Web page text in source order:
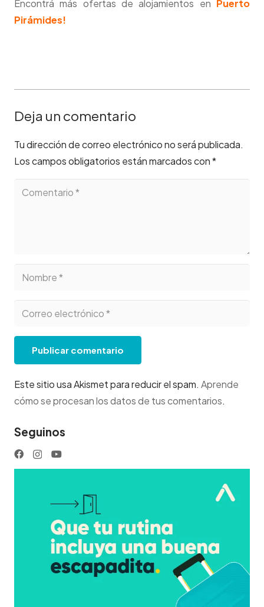
Encontrá más ofertas de alojamientos en Puerto
Pirámides!
Deja un comentario
Tu dirección de correo electrónico no será publicada.
Los campos obligatorios están marcados con*
Publicar comentario
Este sitio usa Akismet para reducir el spam. Aprende
cómo se procesan los datos de tus comentarios.
Seguinos